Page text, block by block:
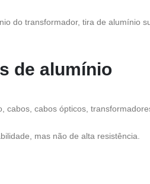
do transformador, tira de alumínio
de alumínio
cabos ópticos,
mas não de alta resistência.